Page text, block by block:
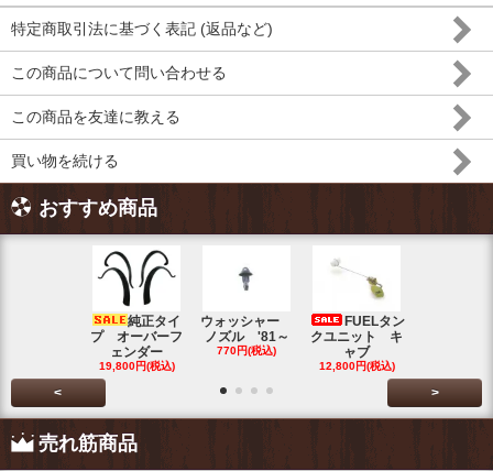
特定商取引法に基づく表記 (返品など)
この商品について問い合わせる
この商品を友達に教える
買い物を続ける
おすすめ商品
純正タイ
プ オーバーフ
ェンダー
19,800円(税込)
ウォッシャー
ノズル '81～
770円(税込)
FUELタン
クユニット キ
ャブ
12,800円(税込)
< >
売れ筋商品